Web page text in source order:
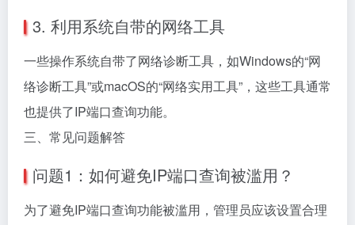
3. 利用系统自带的网络工具
一些操作系统自带了网络诊断工具，如Windows的“网
络诊断工具”或macOS的“网络实用工具”，这些工具通常
也提供了IP端口查询功能。
三、常见问题解答
问题1：如何避免IP端口查询被滥用？
为了避免IP端口查询功能被滥用，管理员应该设置合理